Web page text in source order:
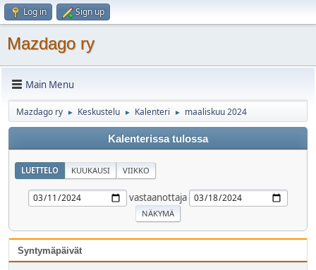
Log in Sign up
Mazdago ry
Main Menu
Mazdago ry ► Keskustelu ► Kalenteri ► maaliskuu 2024
Kalenterissa tulossa
LUETTELO KUUKAUSI VIIKKO
vastaanottaja
Syntymäpäivät